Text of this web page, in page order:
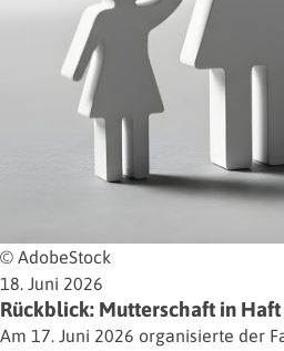
© AdobeStock
18. Juni 2026
Rückblick: Mutterschaft in Haft
Am 17. Juni 2026 organisierte der